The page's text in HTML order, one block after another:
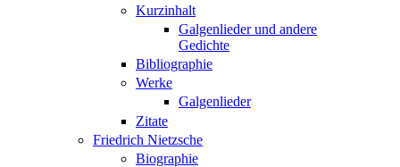
Kurzinhalt
Galgenlieder und andere
Gedichte
Bibliographie
Werke
Galgenlieder
Zitate
Friedrich Nietzsche
Biographie